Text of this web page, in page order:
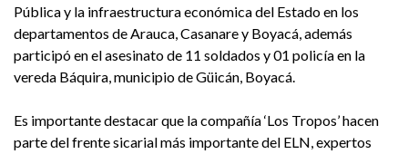
Pública y la infraestructura económica del Estado en los
departamentos de Arauca, Casanare y Boyacá, además
participó en el asesinato de 11 soldados y 01 policía en la
vereda Báquira, municipio de Güicán, Boyacá.
Es importante destacar que la compañía ‘Los Tropos’ hacen
parte del frente sicarial más importante del ELN, expertos